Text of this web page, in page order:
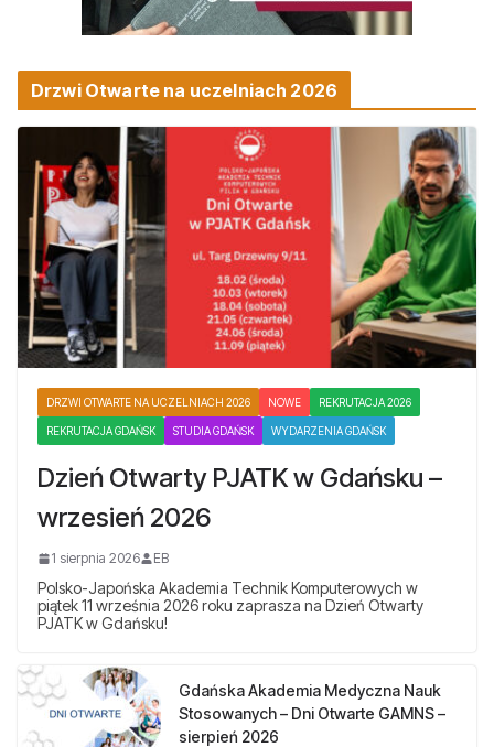
Drzwi Otwarte na uczelniach 2026
DRZWI OTWARTE NA UCZELNIACH 2026 NOWE REKRUTACJA 2026
REKRUTACJA GDAŃSK STUDIA GDAŃSK WYDARZENIA GDAŃSK
Dzień Otwarty PJATK w Gdańsku –
wrzesień 2026
1 sierpnia 2026 EB
Polsko-Japońska Akademia Technik Komputerowych w
piątek 11 września 2026 roku zaprasza na Dzień Otwarty
PJATK w Gdańsku!
Gdańska Akademia Medyczna Nauk
Stosowanych – Dni Otwarte GAMNS –
sierpień 2026